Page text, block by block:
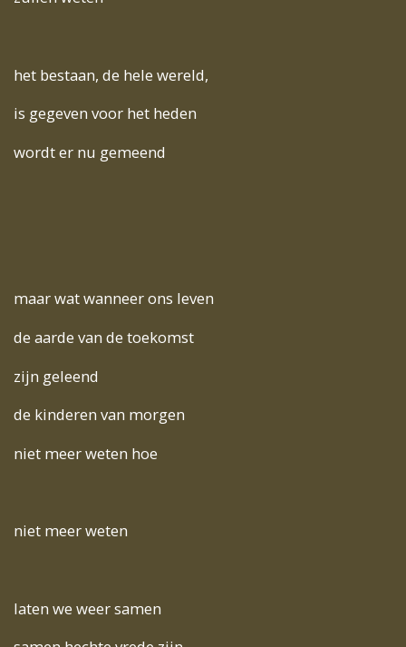
het bestaan, de hele wereld,
is gegeven voor het heden
wordt er nu gemeend
maar wat wanneer ons leven
de aarde van de toekomst
zijn geleend
de kinderen van morgen
niet meer weten hoe
niet meer weten
laten we weer samen